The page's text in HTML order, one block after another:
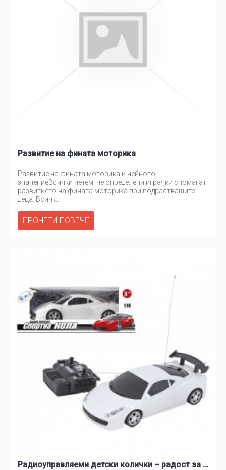
Развитие на фината моторика
Развитие на фината моторика и нейното
значениеВсички четем, че определени играчки спомагат
развитието на фината моторика при подрастващите
деца. Всичк...
ПРОЧЕТИ ПОВЕЧЕ
Радиоуправляеми детски колички – радост за всяко малко момче